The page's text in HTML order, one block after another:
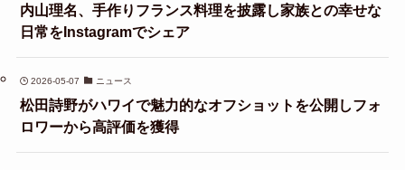
内山理名、手作りフランス料理を披露し家族との幸せな
日常をInstagramでシェア
2026-05-07 ニュース
松田詩野がハワイで魅力的なオフショットを公開しフォ
ロワーから高評価を獲得